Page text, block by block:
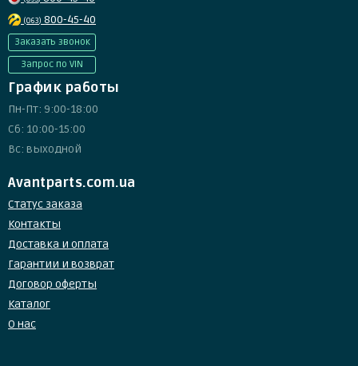
(063) 800-45-40
Заказать звонок
Запрос по VIN
График работы
Пн-Пт: 9:00-18:00
Сб: 10:00-15:00
Вс: выходной
Avantparts.com.ua
Статус заказа
Контакты
Доставка и оплата
Гарантии и возврат
Договор оферты
Каталог
О нас